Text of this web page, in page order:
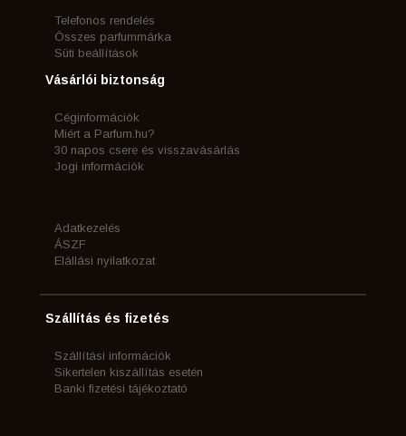
Telefonos rendelés
Összes parfummárka
Süti beállítások
Vásárlói biztonság
Céginformációk
Miért a Parfum.hu?
30 napos csere és visszavásárlás
Jogi információk
Adatkezelés
ÁSZF
Elállási nyilatkozat
Szállítás és fizetés
Szállítási információk
Sikertelen kiszállítás esetén
Banki fizetési tájékoztató